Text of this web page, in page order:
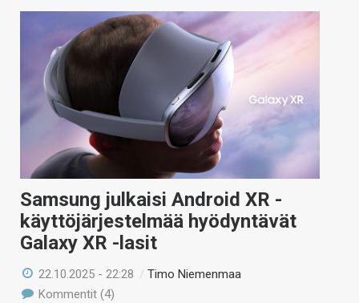
Samsung julkaisi Android XR -
käyttöjärjestelmää hyödyntävät
Galaxy XR -lasit
22.10.2025 - 22:28 /Timo Niemenmaa
Kommentit (4)